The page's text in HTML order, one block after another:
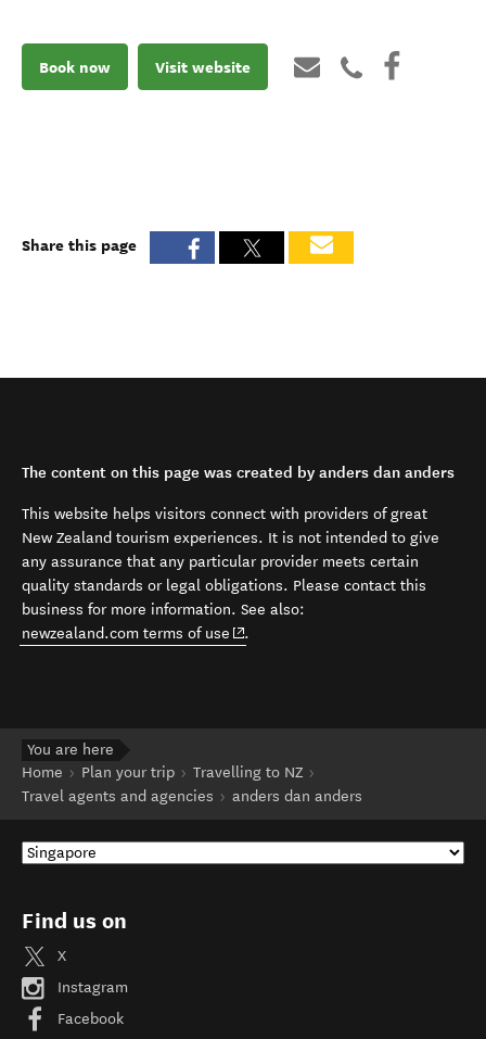
Book now Visit website
Share this page
The content on this page was created by anders dan anders
This website helps visitors connect with providers of great
New Zealand tourism experiences. It is not intended to give
any assurance that any particular provider meets certain
quality standards or legal obligations. Please contact this
business for more information. See also:
newzealand.com terms of use (opens in new window)
.
You are here
Home
Plan your trip
Travelling to NZ
Travel agents and agencies
anders dan anders
Find us on
X
Instagram
Facebook